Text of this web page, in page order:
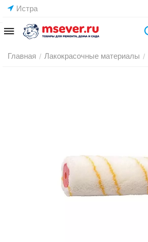
Истра
Главная / Лакокрасочные материалы /